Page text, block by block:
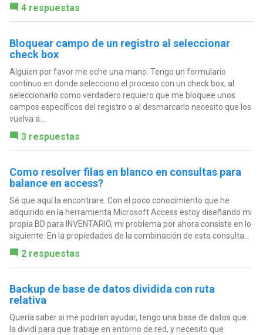
4 respuestas
Bloquear campo de un registro al seleccionar
check box
Alguien por favor me eche una mano. Tengo un formulario
continuo en donde selecciono el proceso con un check box, al
seleccionarlo como verdadero requiero que me bloquee unos
campos específicos del registro o al desmarcarlo necesito que los
vuelva a...
3 respuestas
Como resolver filas en blanco en consultas para
balance en access?
Sé que aquí la encontrare. Con el poco conocimiento que he
adquirido en la herramienta Microsoft Access estoy diseñando mi
propia BD para INVENTARIO, mi problema por ahora consiste en lo
siguiente: En la propiedades de la combinación de esta consulta...
2 respuestas
Backup de base de datos dividida con ruta
relativa
Quería saber si me podrían ayudar, tengo una base de datos que
la dividí para que trabaje en entorno de red, y necesito que